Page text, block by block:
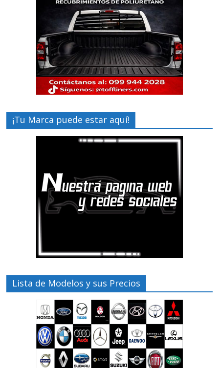
¡Tu Marca puede estar aquí!
Lista de Modelos y sus Precios